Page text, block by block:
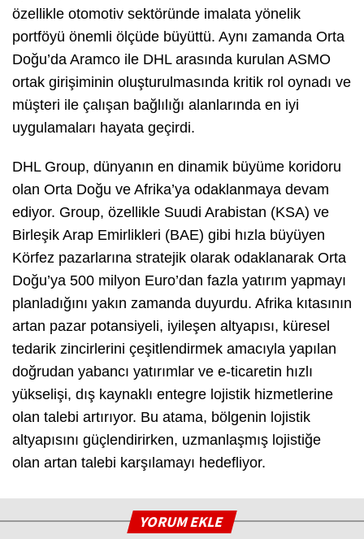
özellikle otomotiv sektöründe imalata yönelik
portföyü önemli ölçüde büyüttü. Aynı zamanda Orta
Doğu’da Aramco ile DHL arasında kurulan ASMO
ortak girişiminin oluşturulmasında kritik rol oynadı ve
müşteri ile çalışan bağlılığı alanlarında en iyi
uygulamaları hayata geçirdi.
DHL Group, dünyanın en dinamik büyüme koridoru
olan Orta Doğu ve Afrika’ya odaklanmaya devam
ediyor. Group, özellikle Suudi Arabistan (KSA) ve
Birleşik Arap Emirlikleri (BAE) gibi hızla büyüyen
Körfez pazarlarına stratejik olarak odaklanarak Orta
Doğu’ya 500 milyon Euro’dan fazla yatırım yapmayı
planladığını yakın zamanda duyurdu. Afrika kıtasının
artan pazar potansiyeli, iyileşen altyapısı, küresel
tedarik zincirlerini çeşitlendirmek amacıyla yapılan
doğrudan yabancı yatırımlar ve e-ticaretin hızlı
yükselişi, dış kaynaklı entegre lojistik hizmetlerine
olan talebi artırıyor. Bu atama, bölgenin lojistik
altyapısını güçlendirirken, uzmanlaşmış lojistiğe
olan artan talebi karşılamayı hedefliyor.
YORUM EKLE